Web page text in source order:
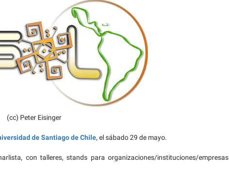
(cc) Peter Eisinger
de Santiago de Chile, el sábado 29 de mayo.
con talleres, stands para organizaciones/instituciones/empresas